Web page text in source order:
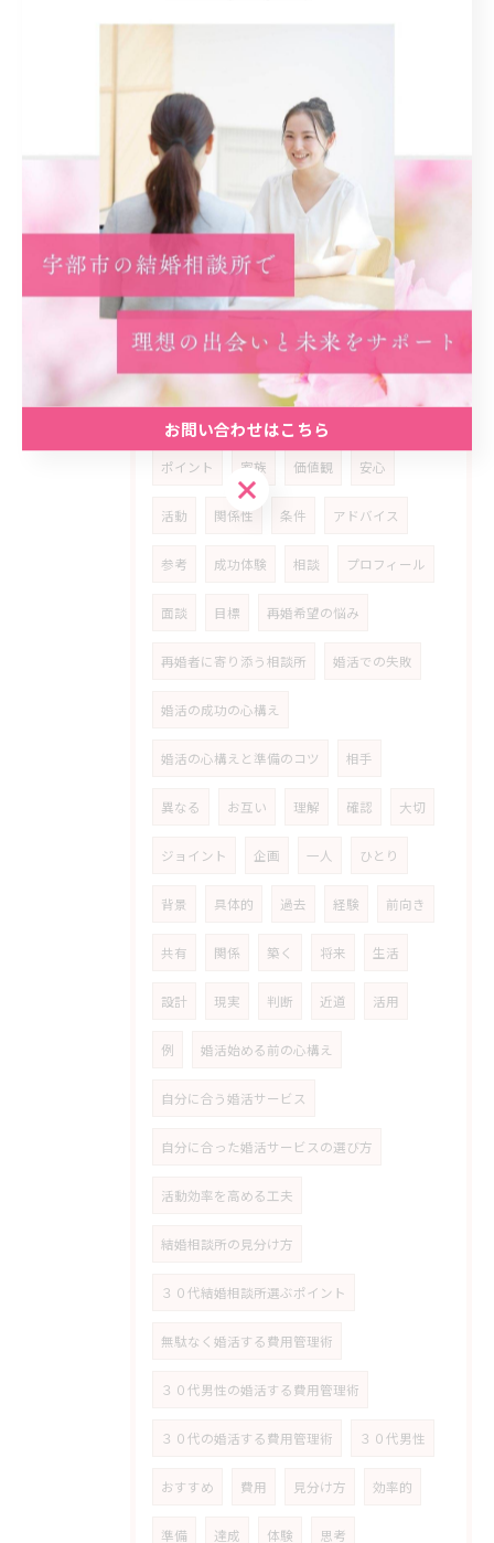
スタイル
スタート 事実 カギ
プラン ネガティブ
乗り超える 経済
コミュニティ 実践 計画 振り返り
見極める 相手選び 失敗体験
ポジティブ思考
ポイント 家族 価値観 安心
活動 関係性 条件 アドバイス
参考 成功体験 相談 プロフィール
面談 目標 再婚希望の悩み
再婚者に寄り添う相談所 婚活での失敗
婚活の成功の心構え
婚活の心構えと準備のコツ 相手
異なる お互い 理解 確認 大切
ジョイント 企画 一人 ひとり
背景 具体的 過去 経験 前向き
共有 関係 築く 将来 生活
設計 現実 判断 近道 活用
例 婚活始める前の心構え
自分に合う婚活サービス
自分に合った婚活サービスの選び方
活動効率を高める工夫
結婚相談所の見分け方
３０代結婚相談所選ぶポイント
無駄なく婚活する費用管理術
３０代男性の婚活する費用管理術
３０代の婚活する費用管理術 ３０代男性
おすすめ 費用 見分け方 効率的
準備 達成 体験 思考
お問い合わせはこちら
お問い合わせはこちら